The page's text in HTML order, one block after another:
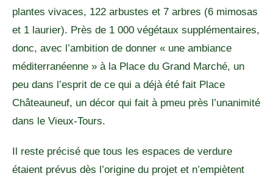
plantes vivaces, 122 arbustes et 7 arbres (6 mimosas
et 1 laurier). Près de 1 000 végétaux supplémentaires,
donc, avec l’ambition de donner « une ambiance
méditerranéenne » à la Place du Grand Marché, un
peu dans l’esprit de ce qui a déjà été fait Place
Châteauneuf, un décor qui fait à pmeu près l’unanimité
dans le Vieux-Tours.
Il reste précisé que tous les espaces de verdure
étaient prévus dès l’origine du projet et n’empiètent